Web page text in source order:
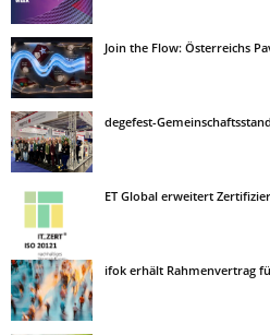
Join the Flow: Österreichs
degefest-
ET Global erweitert
ifok erhält Rahmenvertrag